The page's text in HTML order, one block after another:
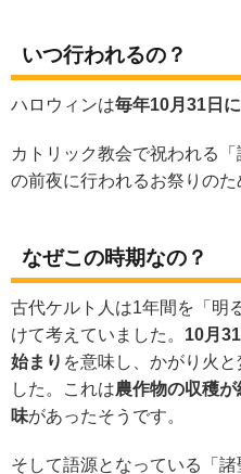
いつ行われるの？
ハロウィンは毎年10月31日
カトリック教会で祝われる
の前夜に行われるお祭りのた
なぜこの時期なの？
古代ケルト人は1年間を「明
けて考えていました。 10月
始まり を意味し、かがり火
した。これは農作物の収穫
味があったそうです。
そして語源となっている「